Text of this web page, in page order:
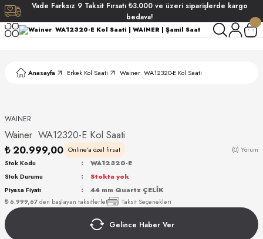
Vade Farksız 9 Taksit Fırsatı ₺3.000 ve üzeri siparişlerde kargo
bedava!
Anasayfa Erkek Kol Saati Wainer WA12320-E Kol Saati
WAINER
Wainer WA12320-E Kol Saati
₺ 20.999,00 Online'a özel fırsat (0) Yorum
₺ 6.999,67den başlayan taksitlerle! Taksit Seçenekleri
Stok Kodu
WA12320-E
Stok Durumu
Stokta yok
Piyasa Fiyatı
44 mm Quartz ÇELİK
Gelince Haber Ver
CLUB
CLUB